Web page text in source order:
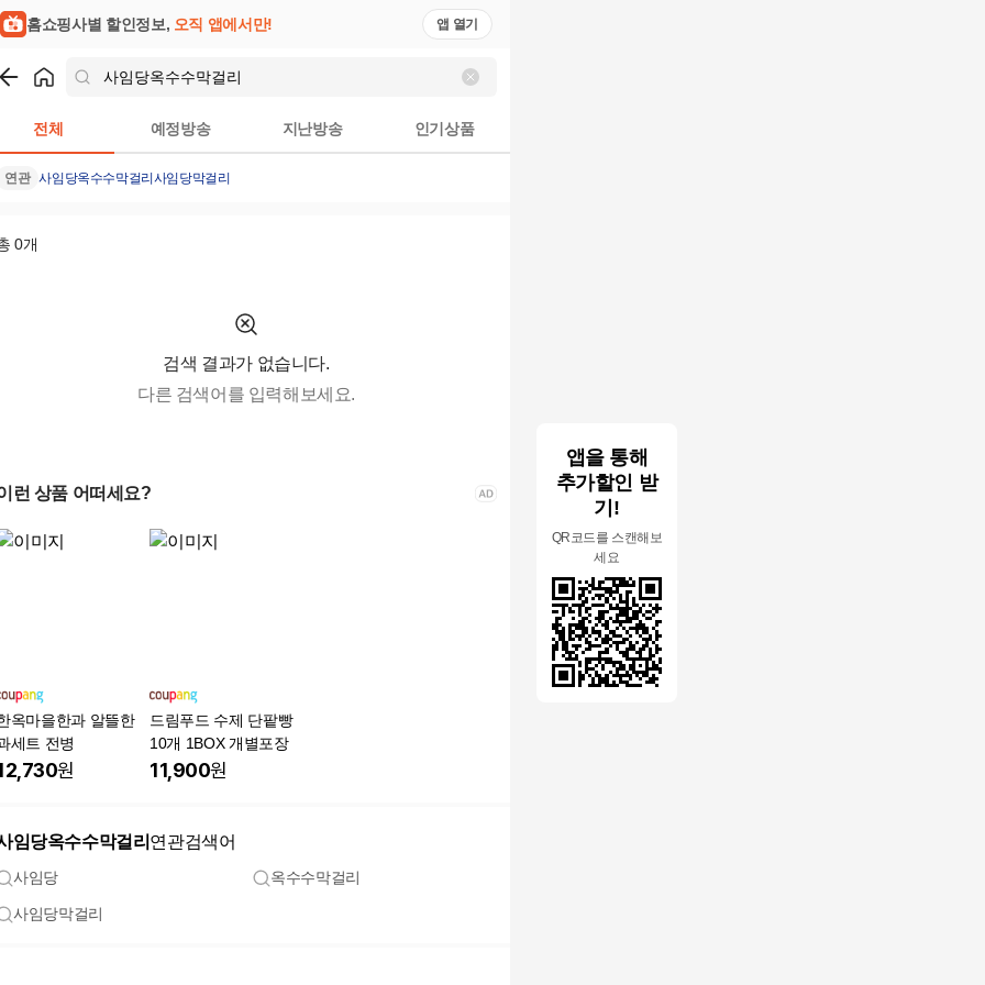
앱을 통해
추가할인 받
기!
QR코드를 스캔해보
세요
홈쇼핑사별 할인정보, 오직 앱에서만! 앱 열기
전체 예정방송 지난방송 인기상품
연관 사임당옥수수막걸리 사임당막걸리
0개
검색 결과가 없습니다.
다른 검색어를 입력해보세요.
런 상품 어떠세요?
옥마을한과 알뜰한
세트 전병
원
드림푸드 수제 단팥빵
10개 1BOX 개별포장
11,900원
임당옥수수막걸리 연관검색어
사임당 옥수수막걸리
사임당막걸리